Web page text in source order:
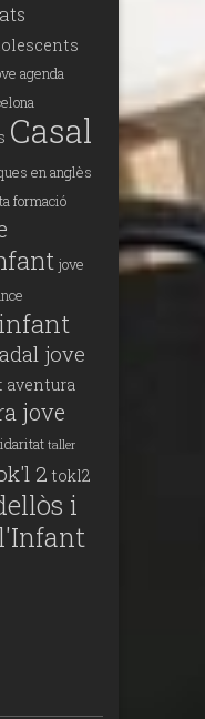
agenda
Casal
en anglès
formació
jove
jove
aventura
jove
taller
2 tokl2
i